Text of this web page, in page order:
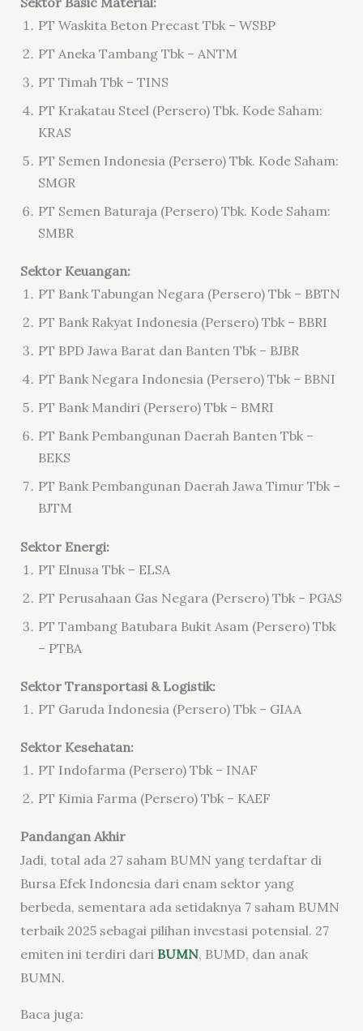
PT Waskita Beton Precast Tbk – WSBP
PT Aneka Tambang Tbk – ANTM
PT Timah Tbk – TINS
PT Krakatau Steel (Persero) Tbk. Kode Saham:
KRAS
PT Semen Indonesia (Persero) Tbk. Kode Saham:
SMGR
PT Semen Baturaja (Persero) Tbk. Kode Saham:
SMBR
Sektor Keuangan:
PT Bank Tabungan Negara (Persero) Tbk – BBTN
PT Bank Rakyat Indonesia (Persero) Tbk – BBRI
PT BPD Jawa Barat dan Banten Tbk – BJBR
PT Bank Negara Indonesia (Persero) Tbk – BBNI
PT Bank Mandiri (Persero) Tbk – BMRI
PT Bank Pembangunan Daerah Banten Tbk –
BEKS
PT Bank Pembangunan Daerah Jawa Timur Tbk –
BJTM
Sektor Energi:
PT Elnusa Tbk – ELSA
PT Perusahaan Gas Negara (Persero) Tbk – PGAS
PT Tambang Batubara Bukit Asam (Persero) Tbk
– PTBA
Sektor Transportasi & Logistik:
PT Garuda Indonesia (Persero) Tbk – GIAA
Sektor Kesehatan:
PT Indofarma (Persero) Tbk – INAF
PT Kimia Farma (Persero) Tbk – KAEF
Pandangan Akhir
Jadi, total ada 27 saham BUMN yang terdaftar di
Bursa Efek Indonesia dari enam sektor yang
berbeda, sementara ada setidaknya 7 saham BUMN
terbaik 2025 sebagai pilihan investasi potensial. 27
emiten ini terdiri dari BUMN, BUMD, dan anak
BUMN.
Baca juga: